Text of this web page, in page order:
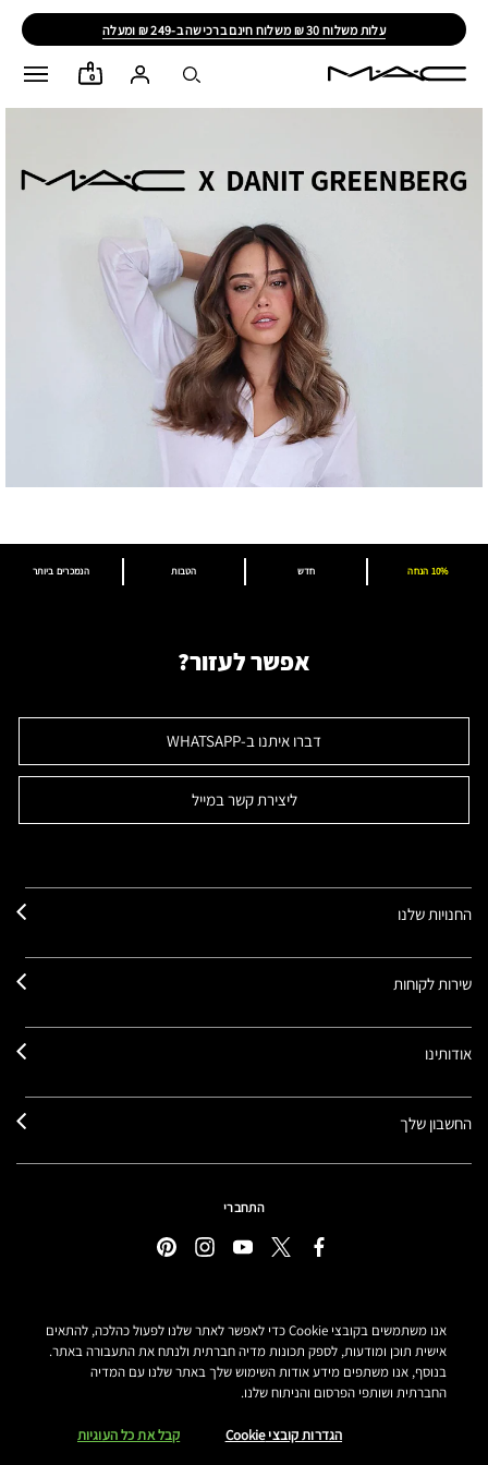
עלות משלוח 30 ₪ משלוח חינם ברכישה ב-249 ₪ ומעלה
0
הנמכרים ביותר הטבות חדש 10% הנחה
אפשר לעזור?
דברו איתנו ב-WHATSAPP
ליצירת קשר במייל
החנויות שלנו
שירות לקוחות
אודותינו
החשבון שלך
התחברי
תנאי שימוש
תקנון אתר
מידע על מוצרים מזוייפים
הצהרת נגישות
הגדרות קובצי COOKIE
MAKE-UP ART COSMETICS© מאק קוסמטיקס כל הזכויות שמורות.
אנו משתמשים בקובצי Cookie כדי לאפשר לאתר שלנו לפעול כהלכה, להתאים
אישית תוכן ומודעות, לספק תכונות מדיה חברתית ולנתח את התעבורה באתר.
בנוסף, אנו משתפים מידע אודות השימוש שלך באתר שלנו עם המדיה
החברתית ושותפי הפרסום והניתוח שלנו.
הגדרות קובצי Cookie קבל את כל העוגיות